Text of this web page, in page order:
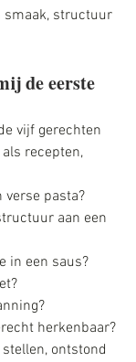
smaak, structuur
de eerste
vijf gerechten
recepten,
verse pasta?
aan een
in een saus?
herkenbaar?
ontstond